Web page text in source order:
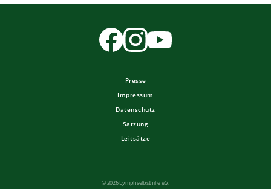
Presse
Impressum
Datenschutz
Satzung
Leitsätze
© 2026 Lymphselbsthilfe e.V.